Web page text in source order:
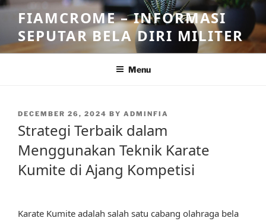
Skip
content
FIAMCROME – INFORMASI
SEPUTAR BELA DIRI MILITER
Menu
POSTED
DECEMBER 26, 2024 BY ADMINFIA
Strategi Terbaik dalam
Menggunakan Teknik Karate
Kumite di Ajang Kompetisi
Karate Kumite adalah salah satu cabang olahraga bela